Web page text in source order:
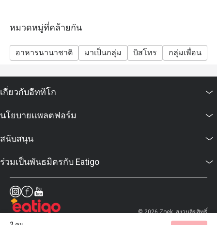
หมวดหมู่ที่คล้ายกัน
อาหารนานาชาติ มาเป็นกลุ่ม บิสโทร กลุ่มเพื่อน
เกี่ยวกับอีททิโก
นโยบายแพลตฟอร์ม
สนับสนุน
ร่วมเป็นพันธมิตรกับ Eatigo
© 2026 Zoek. สงวนลิขสิทธิ์